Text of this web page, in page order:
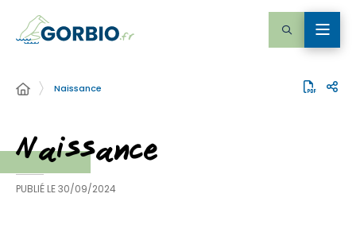
Naissance
Naissance
PUBLIÉ LE30/09/2024